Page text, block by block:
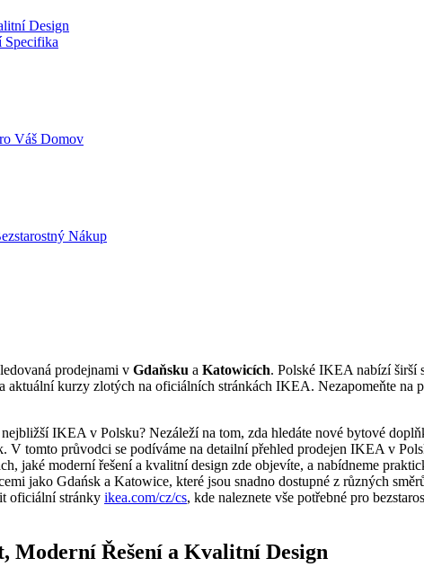
Design
Specifika
Váš Domov
Nákup
prodejnami v Gdaňsku a Katowicích. Polské IKEA nabízí širší
kurzy zlotých na oficiálních stránkách IKEA. Nezapomeňte na
IKEA v Polsku? Nezáleží na tom, zda hledáte nové bytové
tomto průvodci se podíváme na detailní přehled prodejen IKEA v
jaké moderní řešení a kvalitní design zde objevíte, a nabídneme
jako Gdańsk a Katowice, které jsou snadno dostupné z různých
oficiální stránky ikea.com/cz/cs, kde naleznete vše potřebné pro
Moderní Řešení a Kvalitní Design